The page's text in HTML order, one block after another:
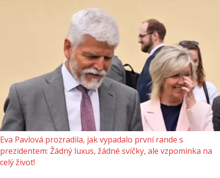
Eva Pavlová prozradila, jak vypadalo první rande s
prezidentem: Žádný luxus, žádné svíčky, ale vzpomínka na
celý život!